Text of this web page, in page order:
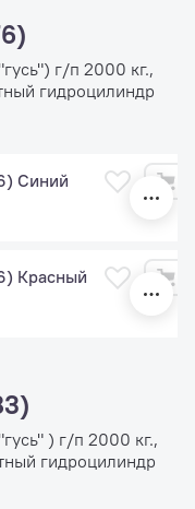
г/п 2000 кг.,
гидроцилиндр
Синий
Красный
) г/п 2000 кг.,
гидроцилиндр